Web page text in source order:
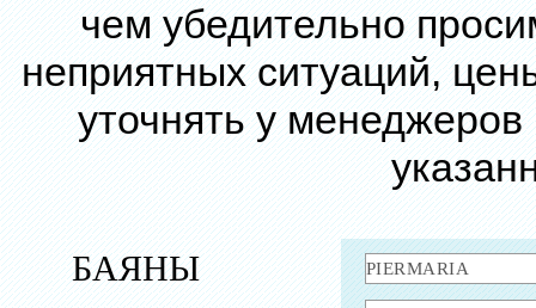
чем убедительно
неприятных ситуаций,
уточнять у
БАЯНЫ